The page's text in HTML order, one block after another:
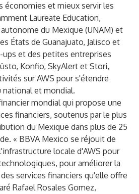
économies et mieux servir les
Laureate Education,
du Mexique (UNAM) et
États de Guanajuato, Jalisco et
ups et des petites entreprises
Konfio, SkyAlert et Stori,
sur AWS pour s'étendre
national et mondial.
mondial qui propose une
financiers, soutenus par le plus
du Mexique dans plus de 25
« BBVA Mexico se réjouit de
locale d'AWS pour
pour améliorer la
services financiers qu'elle offre
Rafael Rosales Gomez,